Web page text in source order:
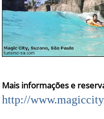
Mais informações e
http://